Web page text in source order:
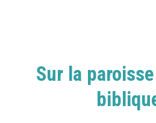
Sur la